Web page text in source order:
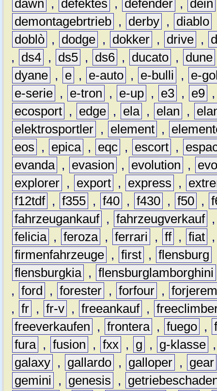
dawn , defektes , defender , dein
demontagebrtrieb , derby , diablo
doblò , dodge , dokker , drive ,
,
ds4 , ds5 , ds6 , ducato , dune
dyane , e , e-auto , e-bulli ,
e-
e-serie , e-tron , e-up , e3 , e9
ecosport , edge , ela , elan ,
elektrosportler , element ,
eos
, epica , eqc , escort ,
evanda , evasion , evolution ,
explorer , export , express ,
f12tdf , f355 , f40 , f430 , f50 ,
fahrzeugankauf , fahrzeugverkauf
felicia , feroza , ferrari , ff , fiat
firmenfahrzeuge , first , flensburg
flensburgkia , flensburglamborghini
, ford , forester , forfour ,
, fr , fr-v , freeankauf ,
freeverkaufen
, frontera , fuego ,
fura , fusion , fxx , g , g-klasse
galaxy , gallardo , galloper ,
gear
gemini
, genesis ,